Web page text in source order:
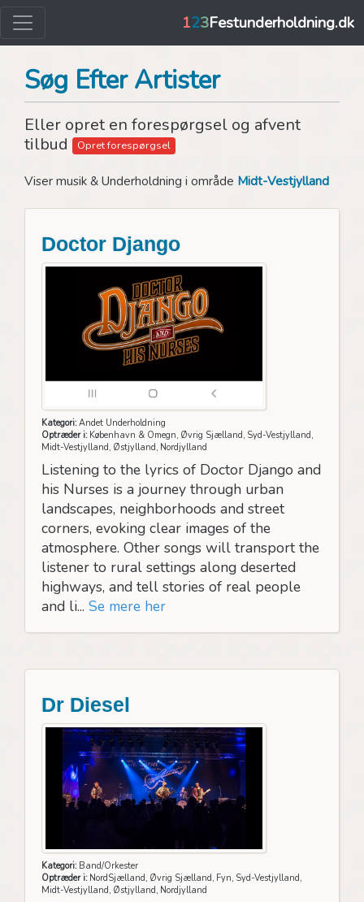
123Festunderholdning.dk
Søg Efter Artister
Eller opret en forespørgsel og afvent
tilbud
Opret forespørgsel
Viser musik & Underholdning i område Midt-Vestjylland
Doctor Django
Kategori:Andet Underholdning
Optræder i:København & Omegn, Øvrig Sjælland, Syd-Vestjylland,
Midt-Vestjylland, Østjylland, Nordjylland
Listening to the lyrics of Doctor Django and
his Nurses is a journey through urban
landscapes, neighborhoods and street
corners, evoking clear images of the
atmosphere. Other songs will transport the
listener to rural settings along deserted
highways, and tell stories of real people
and li... Se mere her
Dr Diesel
Kategori:Band/Orkester
Optræder i:NordSjælland, Øvrig Sjælland, Fyn, Syd-Vestjylland,
Midt-Vestjylland, Østjylland, Nordjylland